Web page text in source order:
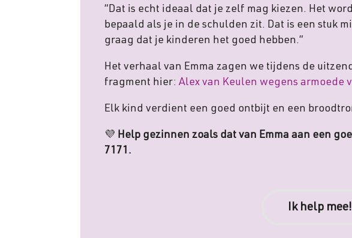
“Dat is echt ideaal dat je zelf mag kiezen. Het
bepaald als je in de schulden zit. Dat is een stuk
graag dat je kinderen het goed hebben.”
Het verhaal van Emma zagen we tijdens de
fragment hier:Alex van Keulen wegens armoede
Elk kind verdient een goed ontbijt en een
💜 Help gezinnen zoals dat van Emma aan een
7171.
Ik help mee!